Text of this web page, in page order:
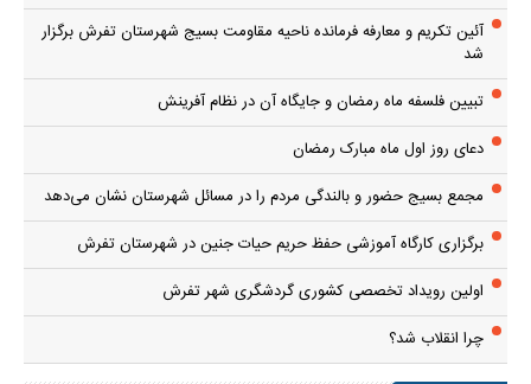
آئین تکریم و معارفه فرمانده ناحیه مقاومت بسیج شهرستان تفرش برگزار
شد
تبیین فلسفه ماه رمضان و جایگاه آن در نظام آفرینش
دعای روز اول ماه مبارک رمضان
مجمع بسیج حضور و بالندگی مردم را در مسائل شهرستان نشان می‌دهد
برگزاری کارگاه آموزشی حفظ حریم حیات جنین در شهرستان تفرش
اولین رویداد تخصصی کشوری گردشگری شهر تفرش
چرا انقلاب شد؟